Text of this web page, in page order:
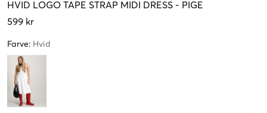
HVID LOGO TAPE STRAP MIDI DRESS - PIGE
599 kr
Farve: Hvid